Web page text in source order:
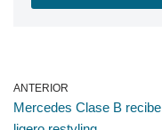
ANTERIOR
Mercedes Clase B recibe